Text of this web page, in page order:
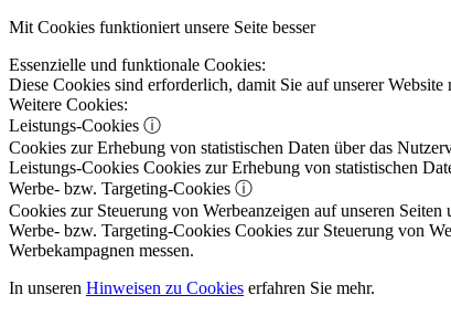
Mit Cookies funktioniert unsere Seite besser
Essenzielle und funktionale Cookies:
Diese Cookies sind erforderlich, damit Sie auf unserer
Weitere Cookies:
Leistungs-Cookies ⓘ
Cookies zur Erhebung von statistischen Daten über das
Leistungs-Cookies Cookies zur Erhebung von statistischen
Werbe- bzw. Targeting-Cookies ⓘ
Cookies zur Steuerung von Werbeanzeigen auf unseren
Werbe- bzw. Targeting-Cookies Cookies zur Steuerung von
Werbekampagnen messen.
In unseren Hinweisen zu Cookies erfahren Sie mehr.